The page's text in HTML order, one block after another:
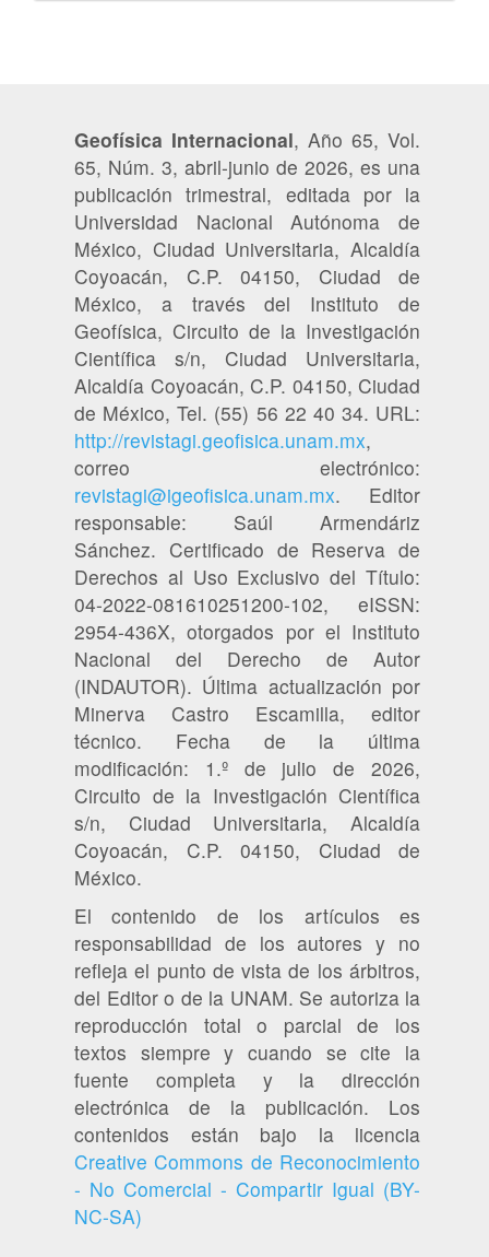
Geofísica Internacional, Año 65, Vol.
65, Núm. 3, abril-junio de 2026, es una
publicación trimestral, editada por la
Universidad Nacional Autónoma de
México, Ciudad Universitaria, Alcaldía
Coyoacán, C.P. 04150, Ciudad de
México, a través del Instituto de
Geofísica, Circuito de la Investigación
Científica s/n, Ciudad Universitaria,
Alcaldía Coyoacán, C.P. 04150, Ciudad
de México, Tel. (55) 56 22 40 34. URL:
http://revistagi.geofisica.unam.mx,
correo electrónico:
revistagi@igeofisica.unam.mx. Editor
responsable: Saúl Armendáriz
Sánchez. Certificado de Reserva de
Derechos al Uso Exclusivo del Título:
04-2022-081610251200-102, eISSN:
2954-436X, otorgados por el Instituto
Nacional del Derecho de Autor
(INDAUTOR). Última actualización por
Minerva Castro Escamilla, editor
técnico. Fecha de la última
modificación: 1.º de julio de 2026,
Circuito de la Investigación Científica
s/n, Ciudad Universitaria, Alcaldía
Coyoacán, C.P. 04150, Ciudad de
México.
El contenido de los artículos es
responsabilidad de los autores y no
refleja el punto de vista de los árbitros,
del Editor o de la UNAM. Se autoriza la
reproducción total o parcial de los
textos siempre y cuando se cite la
fuente completa y la dirección
electrónica de la publicación. Los
contenidos están bajo la licencia
Creative Commons de Reconocimiento
- No Comercial - Compartir Igual (BY-
NC-SA)